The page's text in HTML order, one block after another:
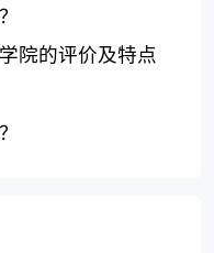
院的评价及特点